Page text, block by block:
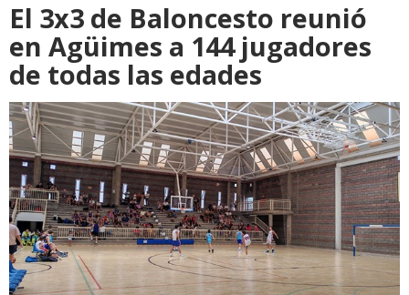
El 3x3 de Baloncesto reunió
en Agüimes a 144 jugadores
de todas las edades